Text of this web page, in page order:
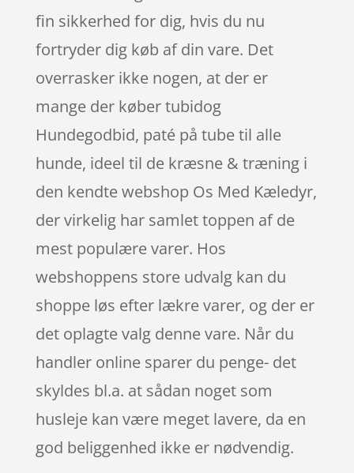
fin sikkerhed for dig, hvis du nu
fortryder dig køb af din vare. Det
overrasker ikke nogen, at der er
mange der køber tubidog
Hundegodbid, paté på tube til alle
hunde, ideel til de kræsne & træning i
den kendte webshop Os Med Kæledyr,
der virkelig har samlet toppen af de
mest populære varer. Hos
webshoppens store udvalg kan du
shoppe løs efter lækre varer, og der er
det oplagte valg denne vare. Når du
handler online sparer du penge- det
skyldes bl.a. at sådan noget som
husleje kan være meget lavere, da en
god beliggenhed ikke er nødvendig.